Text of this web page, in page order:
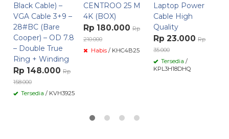
Black Cable) –
VGA Cable 3+9 –
28#BC (Bare
Cooper) – OD 7.8
– Double True
Ring + Winding
Rp 148.000 Rp
158.000
Tersedia / KVH3925
CENTROO 25 M
4K (BOX)
Rp 180.000 Rp
210.000
Habis / KHC4B25
Laptop Power
Cable High
Quality
Rp 23.000 Rp
35.000
Tersedia /
KPL3H18DHQ